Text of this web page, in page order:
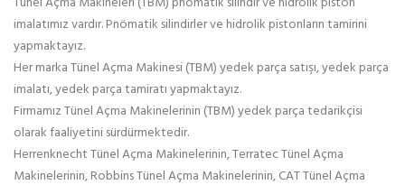
imalatımız vardır. Pnömatik silindirler ve hidrolik pistonların tamirini
yapmaktayız.
Her marka Tünel Açma Makinesi (TBM) yedek parça satışı, yedek parça
imalatı, yedek parça tamiratı yapmaktayız.
Firmamız Tünel Açma Makinelerinin (TBM) yedek parça tedarikçisi
olarak faaliyetini sürdürmektedir.
Herrenknecht Tünel Açma Makinelerinin, Terratec Tünel Açma
Makinelerinin, Robbins Tünel Açma Makinelerinin, CAT Tünel Açma